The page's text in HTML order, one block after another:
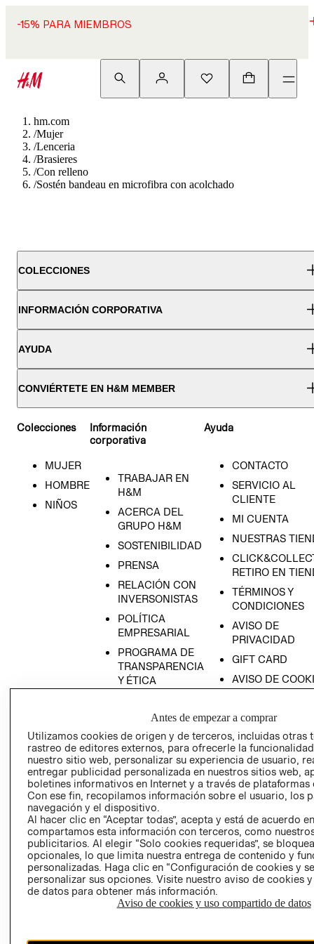
-15% PARA MIEMBROS
hm.com
/Mujer
/Lenceria
/Brasieres
/Con relleno
/Sostén bandeau en microfibra con acolchado
COLECCIONES
INFORMACIÓN CORPORATIVA
AYUDA
CONVIÉRTETE EN H&M MEMBER
Colecciones
MUJER
HOMBRE
NIÑOS
Información
corporativa
TRABAJAR EN
H&M
ACERCA DEL
GRUPO H&M
SOSTENIBILIDAD
PRENSA
RELACIÓN CON
INVERSONISTAS
POLÍTICA
EMPRESARIAL
PROGRAMA DE
TRANSPARENCIA
Y ÉTICA
PROGRAMA DE
Y ÉTICA (INGLÉS)
Ayuda
CONTACTO
SERVICIO AL
CLIENTE
MI CUENTA
NUESTRAS
RETIRO EN
TÉRMINOS Y
CONDICIONES
AVISO DE
PRIVACIDAD
GIFT CARD
AVISO DE
COMERCIO - SIC
PETICIONES
QUEJAS Y
RECLAMOS
Colombia ($)
CAMBIAR REGIÓN
Antes de empezar a comprar
Utilizamos cookies de origen y de terceros, incluidas otras
rastreo de editores externos, para ofrecerle la
nuestro sitio web, personalizar su experiencia de usuario,
entregar publicidad personalizada en nuestros sitios web,
boletines informativos en Internet y a través de plataformas
Con ese fin, recopilamos información sobre el usuario, los
navegación y el dispositivo.
Al hacer clic en “Aceptar todas”, acepta y está de acuerdo
compartamos esta información con terceros, como
publicitarios. Al elegir “Solo cookies requeridas”, se
opcionales, lo que limita nuestra entrega de contenido y
personalizadas. Haga clic en “Configuración de cookies y
personalizar sus opciones. Visite nuestro aviso de cookies
de datos para obtener más información.
Aviso de cookies y uso compartido de datos